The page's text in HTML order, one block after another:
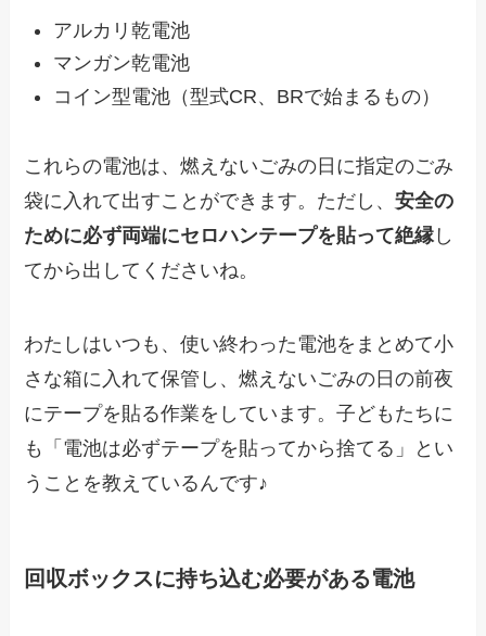
アルカリ乾電池
マンガン乾電池
コイン型電池（型式CR、BRで始まるもの）
これらの電池は、燃えないごみの日に指定のごみ
袋に入れて出すことができます。ただし、安全の
ために必ず両端にセロハンテープを貼って絶縁 し
てから出してくださいね。
わたしはいつも、使い終わった電池をまとめて小
さな箱に入れて保管し、燃えないごみの日の前夜
にテープを貼る作業をしています。子どもたちに
も「電池は必ずテープを貼ってから捨てる」とい
うことを教えているんです♪
回収ボックスに持ち込む必要がある電池